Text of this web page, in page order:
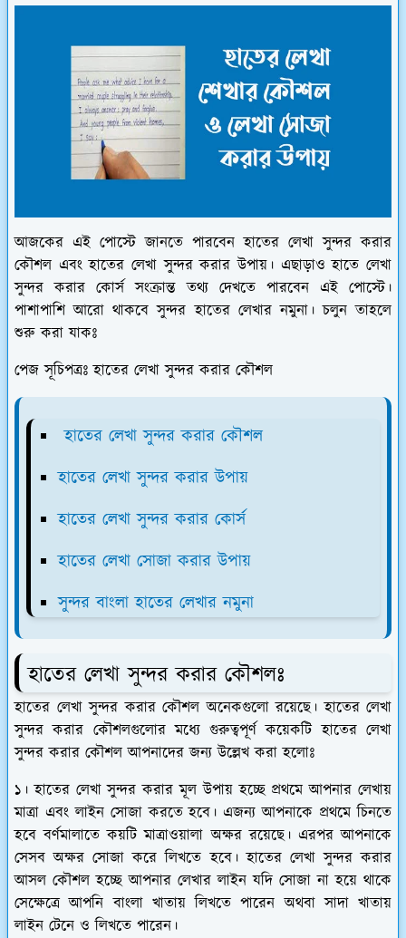
আজকের এই পোস্টে জানতে পারবেন হাতের লেখা সুন্দর করার
কৌশল এবং হাতের লেখা সুন্দর করার উপায়। এছাড়াও হাতে লেখা
সুন্দর করার কোর্স সংক্রান্ত তথ্য দেখতে পারবেন এই পোস্টে।
পাশাপাশি আরো থাকবে সুন্দর হাতের লেখার নমুনা। চলুন তাহলে
শুরু করা যাকঃ
পেজ সূচিপত্রঃ হাতের লেখা সুন্দর করার কৌশল
হাতের লেখা সুন্দর করার কৌশল
হাতের লেখা সুন্দর করার উপায়
হাতের লেখা সুন্দর করার কোর্স
হাতের লেখা সোজা করার উপায়
সুন্দর বাংলা হাতের লেখার নমুনা
হাতের লেখা সুন্দর করার কৌশলঃ
হাতের লেখা সুন্দর করার কৌশল অনেকগুলো রয়েছে। হাতের লেখা
সুন্দর করার কৌশলগুলোর মধ্যে গুরুত্বপূর্ণ কয়েকটি হাতের লেখা
সুন্দর করার কৌশল আপনাদের জন্য উল্লেখ করা হলোঃ
১। হাতের লেখা সুন্দর করার মূল উপায় হচ্ছে প্রথমে আপনার লেখায়
মাত্রা এবং লাইন সোজা করতে হবে। এজন্য আপনাকে প্রথমে চিনতে
হবে বর্ণমালাতে কয়টি মাত্রাওয়ালা অক্ষর রয়েছে। এরপর আপনাকে
সেসব অক্ষর সোজা করে লিখতে হবে। হাতের লেখা সুন্দর করার
আসল কৌশল হচ্ছে আপনার লেখার লাইন যদি সোজা না হয়ে থাকে
সেক্ষেত্রে আপনি বাংলা খাতায় লিখতে পারেন অথবা সাদা খাতায়
লাইন টেনে ও লিখতে পারেন।